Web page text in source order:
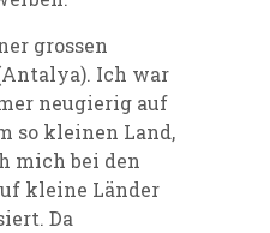
grossen
Ich war
neugierig auf
so kleinen Land,
mich bei den
kleine Länder
Da